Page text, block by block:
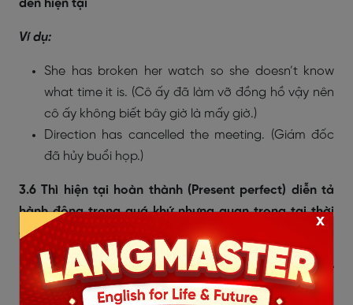
đến hiện tại
Ví dụ:
She has broken her watch so she doesn’t know
what time it is. (Cô ấy đã làm vỡ đồng hồ vậy nên
cô ấy không biết bây giờ là mấy giờ.)
Direction has cancelled the meeting. (Giám đốc
đã hủy buổi họp.)
3.6 Thì hiện tại hoàn thành (Present perfect) diễn tả
hành động trong quá khứ nhưng quan trọng tại thời
điểm nói.
Ví dụ:You can’t call her. My mother has lost her mobile
phone.
x